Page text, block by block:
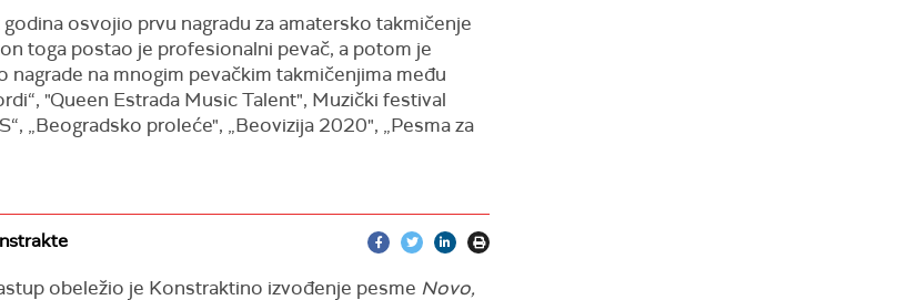
osvojio prvu nagradu za amatersko takmičenje
toga postao je profesionalni pevač, a potom je
nagrade na mnogim pevačkim takmičenjima među
"Queen Estrada Music Talent", Muzički festival
„Beogradsko proleće", „Beovizija 2020", „Pesma za
obeležio je Konstraktino izvođenje pesme Novo,